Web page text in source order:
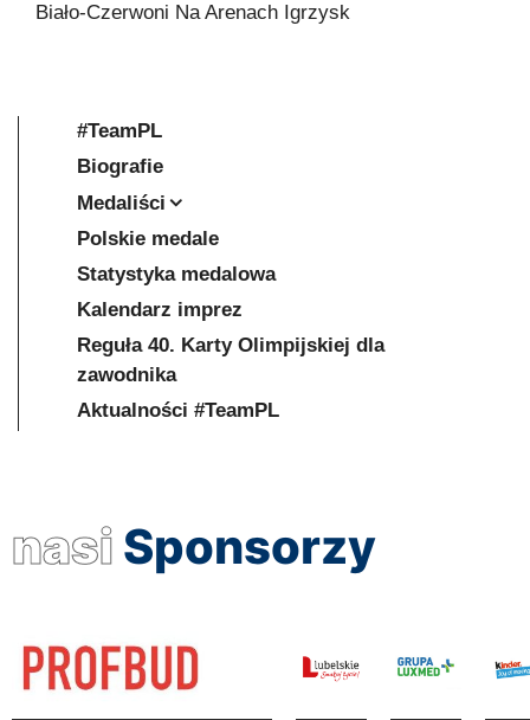
Biało-Czerwoni Na Arenach Igrzysk
#TeamPL
Biografie
Medaliści
Polskie medale
Statystyka medalowa
Kalendarz imprez
Reguła 40. Karty Olimpijskiej dla
zawodnika
Aktualności #TeamPL
nasi Sponsorzy